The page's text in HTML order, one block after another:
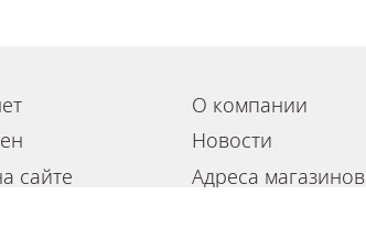
сайте
О компании
Новости
Адреса магазинов